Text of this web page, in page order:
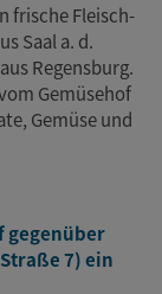
frische Fleisch-
Saal a. d.
Regensburg.
Gemüsehof
Gemüse und
gegenüber
7) ein